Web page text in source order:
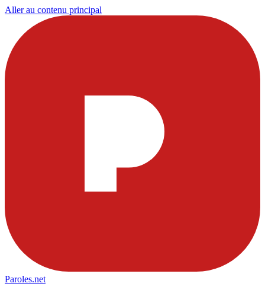
Aller au contenu principal
Paroles.net